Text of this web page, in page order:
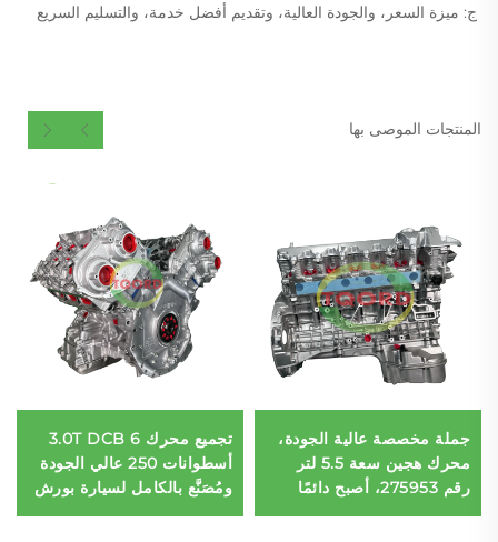
ج: ميزة السعر، والجودة العالية، وتقديم أفضل خدمة، والتسليم السريع
المنتجات الموصى بها
جملة مخصصة عالية الجودة،
محرك هجين سعة 5.5 لتر
رقم 275953، أصبح دائمًا
مجموعة محركات سيارات
تجميع محرك 3.0T DCB 6
أسطوانات 250 عالي الجودة
ومُصَنَّع بالكامل لسيارة بورش
Q8 سبورتباك